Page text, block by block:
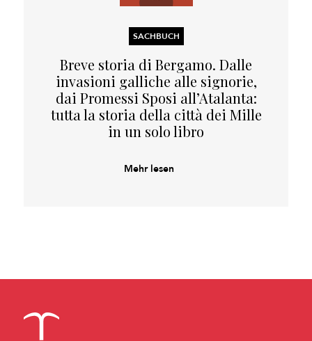
SACHBUCH
Breve storia di Bergamo. Dalle
invasioni galliche alle signorie,
dai Promessi Sposi all’Atalanta:
tutta la storia della città dei Mille
in un solo libro
Mehr lesen